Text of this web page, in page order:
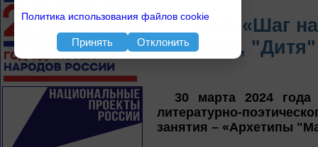
Клуб «Шаг
"Отец", "Дитя"
30 марта 2024 года
литературно-
занятия – «Архетипы
Политика использования файлов cookie
Принять Отклонить